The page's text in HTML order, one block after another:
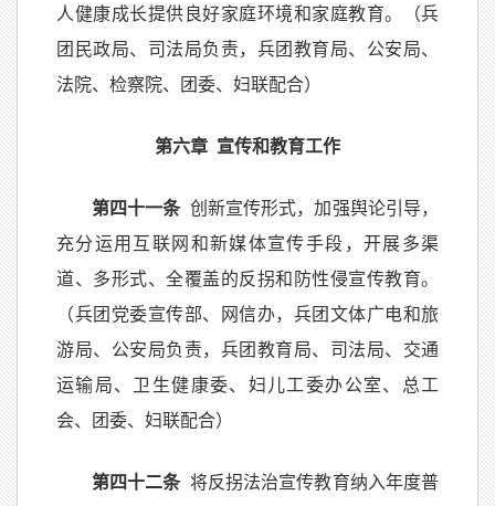
人健康成长提供良好家庭环境和家庭教育。（兵
团民政局、司法局负责，兵团教育局、公安局、
法院、检察院、团委、妇联配合）
第六章 宣传和教育工作
第四十一条 创新宣传形式，加强舆论引导，
充分运用互联网和新媒体宣传手段，开展多渠
道、多形式、全覆盖的反拐和防性侵宣传教育。
（兵团党委宣传部、网信办，兵团文体广电和旅
游局、公安局负责，兵团教育局、司法局、交通
运输局、卫生健康委、妇儿工委办公室、总工
会、团委、妇联配合）
第四十二条 将反拐法治宣传教育纳入年度普